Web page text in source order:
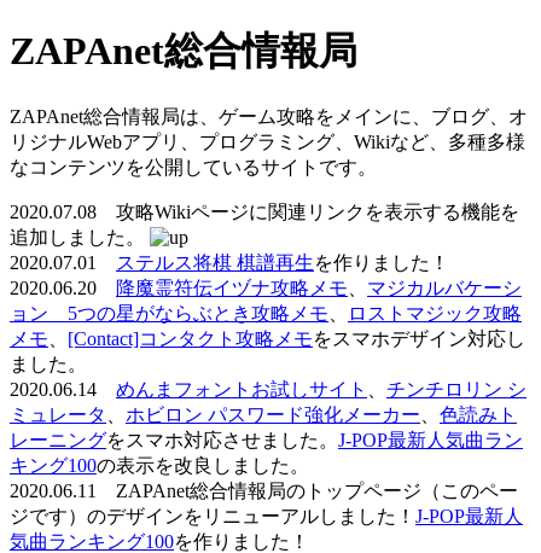
ZAPAnet総合情報局
ZAPAnet総合情報局は、ゲーム攻略をメインに、ブログ、オ
リジナルWebアプリ、プログラミング、Wikiなど、多種多様
なコンテンツを公開しているサイトです。
2020.07.08 攻略Wikiページに関連リンクを表示する機能を
追加しました。
2020.07.01
ステルス将棋 棋譜再生を作りました！
2020.06.20
降魔霊符伝イヅナ攻略メモ
マジカルバケーシ
ョン 5つの星がならぶとき攻略メモ
ロストマジック攻略
メモ
[Contact]コンタクト攻略メモをスマホデザイン対応し
ました。
2020.06.14 めんまフォントお試しサイト
チンチロリン シ
ミュレータ
ホビロン パスワード強化メーカー
色読みト
レーニングをスマホ対応させました。 J-POP最新人気曲ラン
キング100の表示を改良しました。
2020.06.11 ZAPAnet総合情報局のトップページ（このペー
ジです）のデザインをリニューアルしました！ J-POP最新人
気曲ランキング100を作りました！